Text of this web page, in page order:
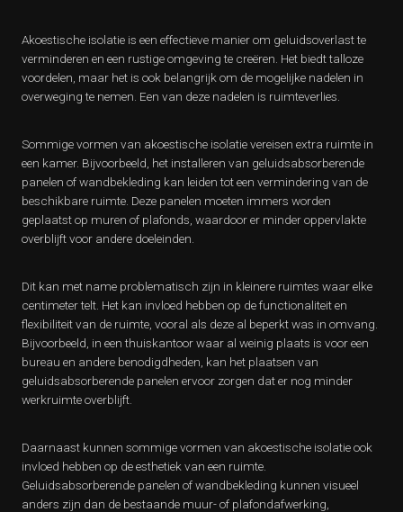
Akoestische isolatie is een effectieve manier om geluidsoverlast te
verminderen en een rustige omgeving te creëren. Het biedt talloze
voordelen, maar het is ook belangrijk om de mogelijke nadelen in
overweging te nemen. Een van deze nadelen is ruimteverlies.
Sommige vormen van akoestische isolatie vereisen extra ruimte in
een kamer. Bijvoorbeeld, het installeren van geluidsabsorberende
panelen of wandbekleding kan leiden tot een vermindering van de
beschikbare ruimte. Deze panelen moeten immers worden
geplaatst op muren of plafonds, waardoor er minder oppervlakte
overblijft voor andere doeleinden.
Dit kan met name problematisch zijn in kleinere ruimtes waar elke
centimeter telt. Het kan invloed hebben op de functionaliteit en
flexibiliteit van de ruimte, vooral als deze al beperkt was in omvang.
Bijvoorbeeld, in een thuiskantoor waar al weinig plaats is voor een
bureau en andere benodigdheden, kan het plaatsen van
geluidsabsorberende panelen ervoor zorgen dat er nog minder
werkruimte overblijft.
Daarnaast kunnen sommige vormen van akoestische isolatie ook
invloed hebben op de esthetiek van een ruimte.
Geluidsabsorberende panelen of wandbekleding kunnen visueel
anders zijn dan de bestaande muur- of plafondafwerking,